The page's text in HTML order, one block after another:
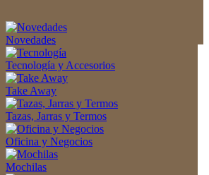
Tecnología y Accesorios
Take Away
Tazas, Jarras y Termos
Oficina y Negocios
Mochilas
Made in europe
Novedades
Tecnología y Accesorios
Take Away
Tazas, Jarras y Termos
Oficina y Negocios
Mochilas
Plegable Skype